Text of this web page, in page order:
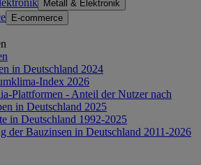
Metall & Elektronik
E-commerce
in Deutschland 2024
Index 2026
Plattformen - Anteil der Nutzer nach
in Deutschland 2025
in Deutschland 1992-2025
der Bauzinsen in Deutschland 2011-2026